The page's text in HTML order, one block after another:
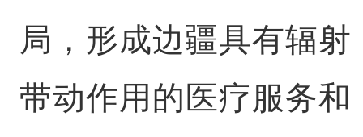
局，形成边疆具有辐射
带动作用的医疗服务和